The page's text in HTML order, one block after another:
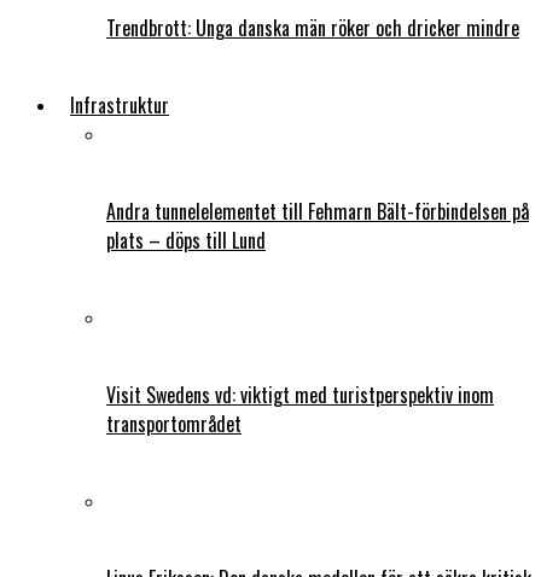
Trendbrott: Unga danska män röker och dricker mindre
Infrastruktur
Andra tunnelelementet till Fehmarn Bält-förbindelsen på
plats – döps till Lund
Visit Swedens vd: viktigt med turistperspektiv inom
transportområdet